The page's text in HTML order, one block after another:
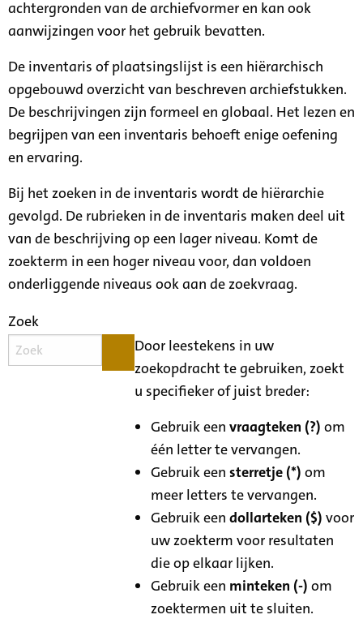
achtergronden van de archiefvormer en kan ook
aanwijzingen voor het gebruik bevatten.
De inventaris of plaatsingslijst is een hiërarchisch
opgebouwd overzicht van beschreven archiefstukken.
De beschrijvingen zijn formeel en globaal. Het lezen en
begrijpen van een inventaris behoeft enige oefening
en ervaring.
Bij het zoeken in de inventaris wordt de hiërarchie
gevolgd. De rubrieken in de inventaris maken deel uit
van de beschrijving op een lager niveau. Komt de
zoekterm in een hoger niveau voor, dan voldoen
onderliggende niveaus ook aan de zoekvraag.
Zoek
Door leestekens in uw
zoekopdracht te gebruiken, zoekt
u specifieker of juist breder:
Gebruik eenvraagteken (?) om
één letter te vervangen.
Gebruik eensterretje (*) om
meer letters te vervangen.
Gebruik eendollarteken ($) voor
uw zoekterm voor resultaten
die op elkaar lijken.
Gebruik een minteken (-) om
zoektermen uit te sluiten.